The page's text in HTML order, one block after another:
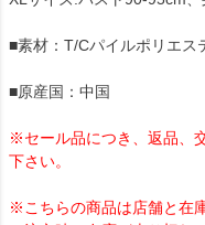
■素材：T/Cパイルポリエス
■原産国：中国
※セール品につき、返品、
下さい。
※こちらの商品は店舗と在